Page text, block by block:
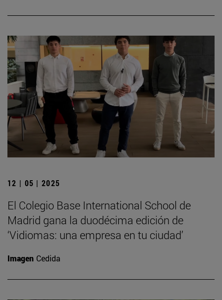
12 | 05 | 2025
El Colegio Base International School de
Madrid gana la duodécima edición de
‘Vidiomas: una empresa en tu ciudad’
Imagen Cedida